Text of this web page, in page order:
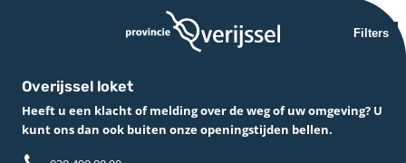
Filters
Overijssel loket
Heeft u een klacht of melding over de weg of uw omgeving? U
kunt ons dan ook buiten onze openingstijden bellen.